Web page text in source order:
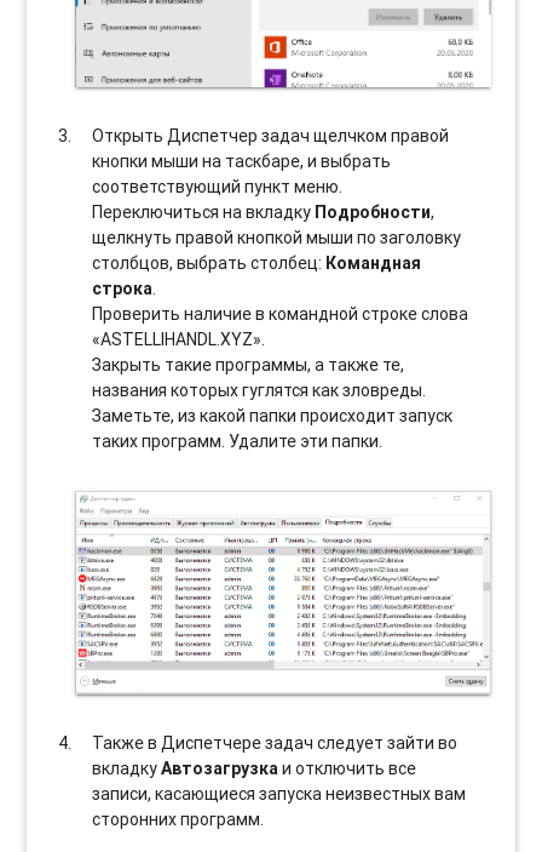
Открыть Диспетчер задач щелчком правой
кнопки мыши на таскбаре, и выбрать
соотвeтствующий пункт меню.
Переключиться на вкладку Подробности,
щелкнуть правой кнопкой мыши по заголовку
столбцов, выбрать столбец: Командная
строка.
Проверить наличие в командной строке слова
«ASTELLIHANDL.XYZ».
Закрыть такие программы, а также те,
названия которых гуглятся как зловреды.
Заметьте, из какой папки происходит запуск
таких программ. Удалите эти папки.
Также в Диспетчере задач следует зайти во
вкладкуАвтозагрузкаи отключить все
записи, касающиеся запуска неизвестных вам
сторонних программ.